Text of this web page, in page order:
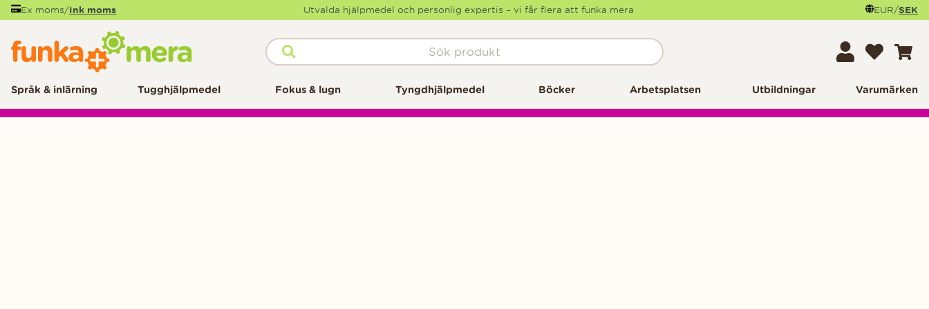
Ex moms/Ink moms Utvalda hjälpmedel och personlig expertis – vi får flera att funka mera EUR/SEK
Språk & inlärning Tugghjälpmedel Fokus & lugn Tyngdhjälpmedel Böcker Arbetsplatsen Utbildningar Varumärken